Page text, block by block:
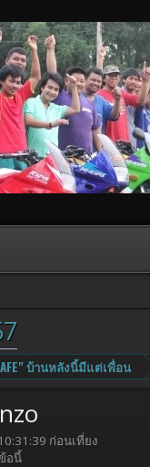
บ้านหลังนี้มีแต่เพื่อน
ก่อนเที่ยง
อนี้